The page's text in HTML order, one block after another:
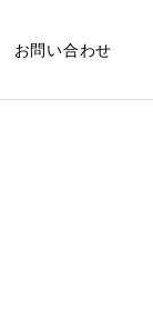
お問い合わせ